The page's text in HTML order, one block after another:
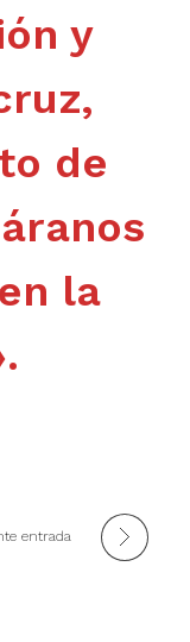
y
de
la
entrada